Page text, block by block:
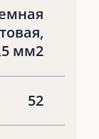
мм2
52